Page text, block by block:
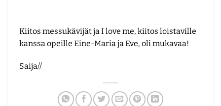
Kiitos messukävijät ja I love me, kiitos loistaville
kanssa opeille Eine-Maria ja Eve, oli mukavaa!
Saija//